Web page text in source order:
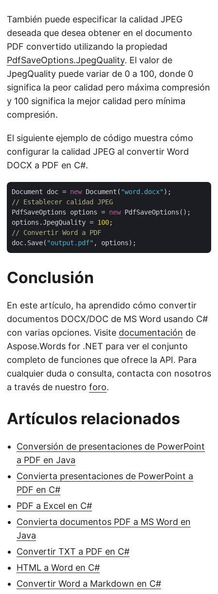
También puede especificar la calidad JPEG
deseada que desea obtener en el documento
PDF convertido utilizando la propiedad
PdfSaveOptions.JpegQuality. El valor de
JpegQuality puede variar de 0 a 100, donde 0
significa la peor calidad pero máxima compresión
y 100 significa la mejor calidad pero mínima
compresión.
El siguiente ejemplo de código muestra cómo
configurar la calidad JPEG al convertir Word
DOCX a PDF en C#.
Document doc = new Document( "word.docx"
// Establecer calidad JPEG
PdfSaveOptions options = new PdfSaveOptions();
options.JpegQuality = 100
// Convertir Word a PDF
doc.Save( "output.pdf"
Conclusión
En este artículo, ha aprendido cómo convertir
documentos DOCX/DOC de MS Word usando C#
con varias opciones. Visite documentación de
Aspose.Words for .NET para ver el conjunto
completo de funciones que ofrece la API. Para
cualquier duda o consulta, contacta con nosotros
a través de nuestro foro.
Artículos relacionados
Conversión de presentaciones de PowerPoint
a PDF en Java
Convierta presentaciones de PowerPoint a
PDF en C#
PDF a Excel en C#
Convierta documentos PDF a MS Word en
Java
Convertir TXT a PDF en C#
HTML a Word en C#
Convertir Word a Markdown en C#